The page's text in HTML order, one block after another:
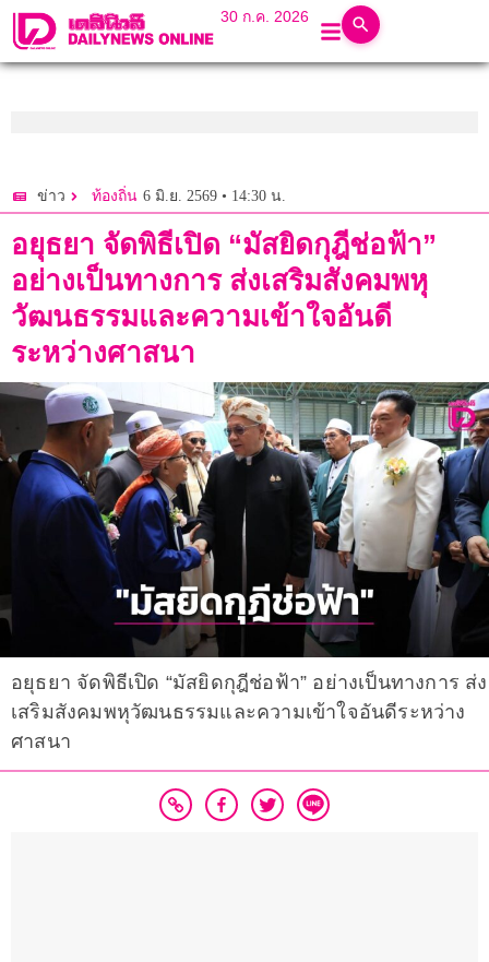
30 ก.ค. 2026
ข่าว ท้องถิ่น 6 มิ.ย. 2569 • 14:30 น.
อยุธยา จัดพิธีเปิด “มัสยิดกุฎีช่อฟ้า”
อย่างเป็นทางการ ส่งเสริมสังคมพหุ
วัฒนธรรมและความเข้าใจอันดี
ระหว่างศาสนา
อยุธยา จัดพิธีเปิด “มัสยิดกุฎีช่อฟ้า” อย่างเป็นทางการ ส่ง
เสริมสังคมพหุวัฒนธรรมและความเข้าใจอันดีระหว่าง
ศาสนา